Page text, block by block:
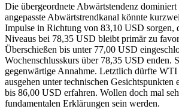
Die übergeordnete Abwärtstendenz dominiert
angepasste Abwärtstrendkanal könnte
Impulse in Richtung von 83,10 USD sorgen,
Niveaus bei 78,35 USD bleibt primär zu
Überschießen bis unter 77,00 USD
Wochenschlusskurs über 78,35 USD enden.
gegenwärtige Annahme. Letztlich dürfte
ausgehen unter technischen Gesichtspunkten
bis 86,00 USD erfahren. Wollen doch mal
fundamentalen Erklärungen sein werden.